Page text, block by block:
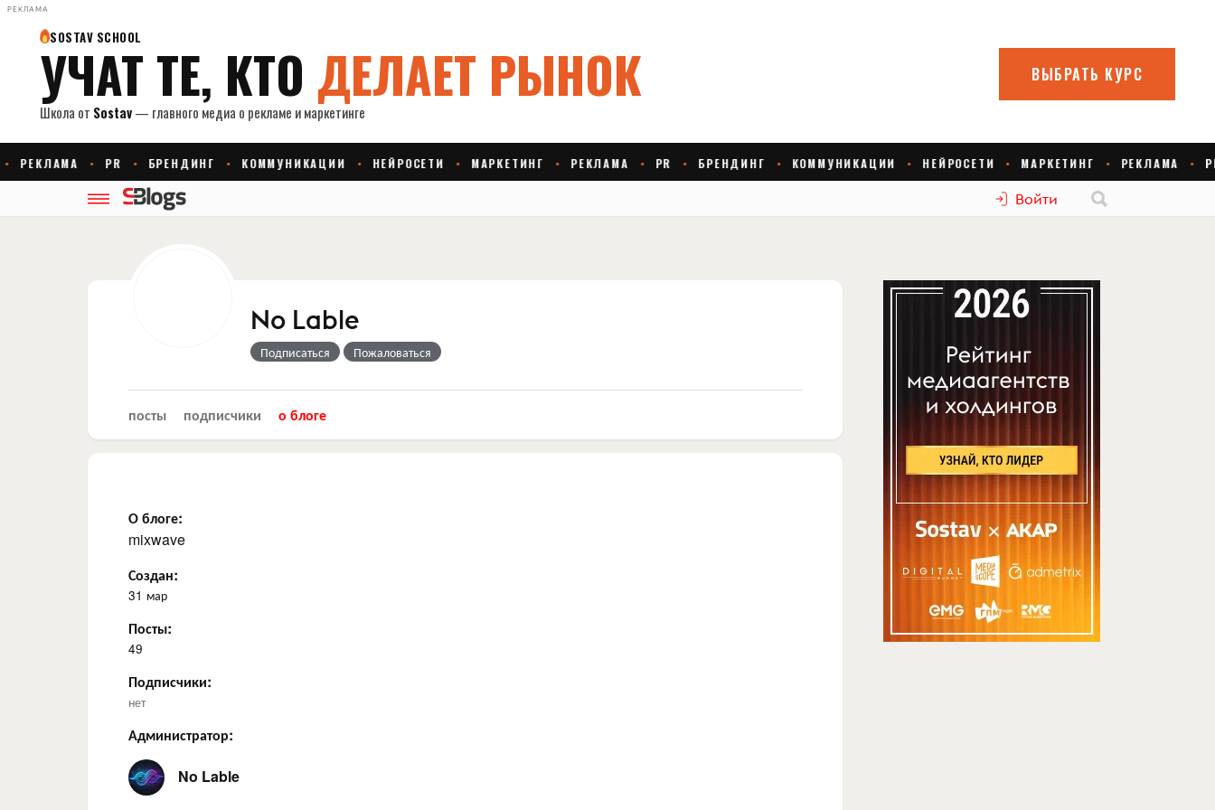
РЕКЛАМА
Войти
No Lable
Подписаться Пожаловаться
посты подписчики о блоге
О блоге:
mixwave
Создан:
31 мар
Посты:
49
Подписчики:
нет
Администратор:
No Lable